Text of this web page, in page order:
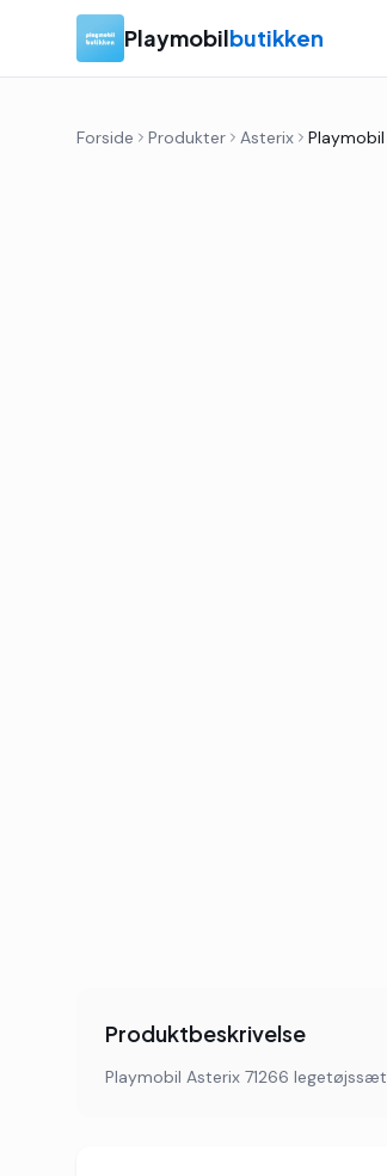
Playmobilbutikken
Forside Produkter Asterix
Produktbeskrivelse
Playmobil Asterix 71266 legetøjssæt